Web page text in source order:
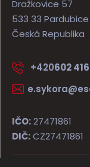
Dražkovice 57
533 33 Pardubice
Česká Republika
+420602
IČO:27471861
DIČ:CZ27471861